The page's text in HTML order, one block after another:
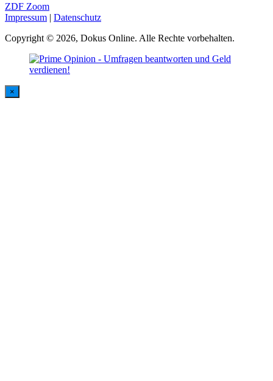
ZDF Zoom
Impressum | Datenschutz
Copyright © 2026, Dokus Online. Alle Rechte vorbehalten.
×